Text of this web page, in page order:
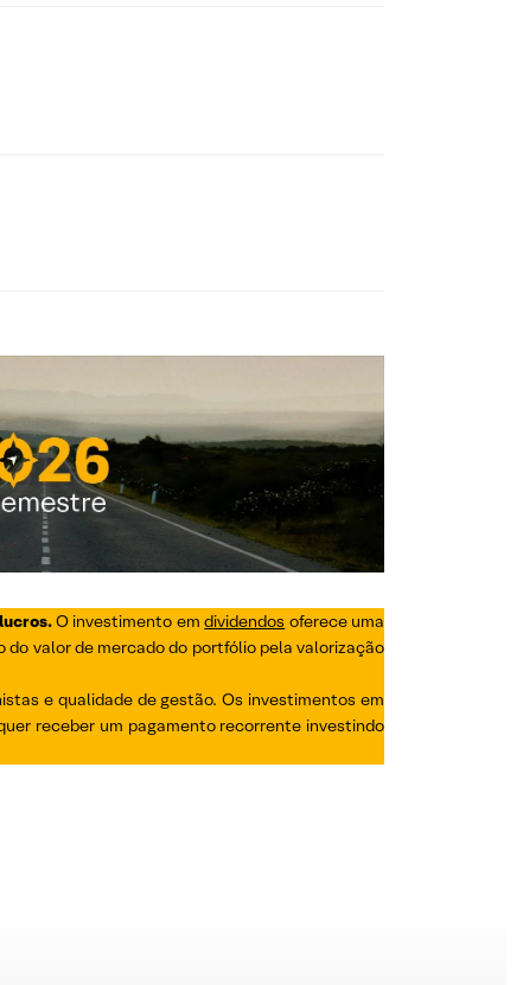
O investimento emdividendos oferece uma
do valor de mercado do portfólio pela valorização
e qualidade de gestão. Os investimentos em
receber um pagamento recorrente investindo